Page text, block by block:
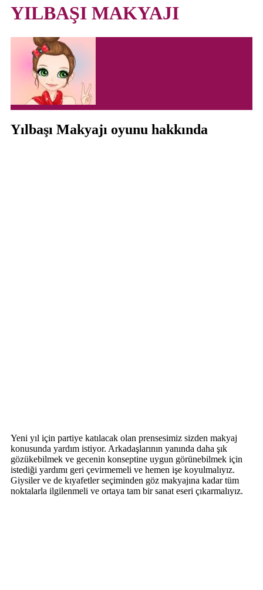
YILBAŞI MAKYAJI
Yılbaşı Makyajı oyunu hakkında
Yeni yıl için partiye katılacak olan prensesimiz sizden makyaj
konusunda yardım istiyor. Arkadaşlarının yanında daha şık
gözükebilmek ve gecenin konseptine uygun görünebilmek için
istediği yardımı geri çevirmemeli ve hemen işe koyulmalıyız.
Giysiler ve de kıyafetler seçiminden göz makyajına kadar tüm
noktalarla ilgilenmeli ve ortaya tam bir sanat eseri çıkarmalıyız.